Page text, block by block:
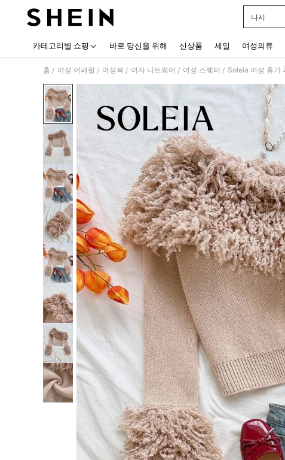
나시
카테고리별 쇼핑 바로 당신을 위해 신상품 세일 여성의류
홈 / 여성 어패럴 / 여성복 / 여자 니트웨어 / 여성 스웨터 /